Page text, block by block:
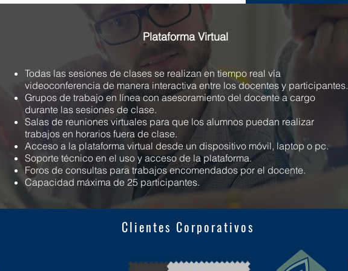
Clientes Corporativos
Plataforma Virtual
Todas las sesiones de clases se realizan en tiempo real vía
videoconferencia de manera interactiva entre los docentes y participantes.
Grupos de trabajo en línea con asesoramiento del docente a cargo
durante las sesiones de clase.
Salas de reuniones virtuales para que los alumnos puedan realizar
trabajos en horarios fuera de clase.
Acceso a la plataforma virtual desde un dispositivo móvil, laptop o pc.
Soporte técnico en el uso y acceso de la plataforma.
Foros de consultas para trabajos encomendados por el docente.
Capacidad máxima de 25 participantes.